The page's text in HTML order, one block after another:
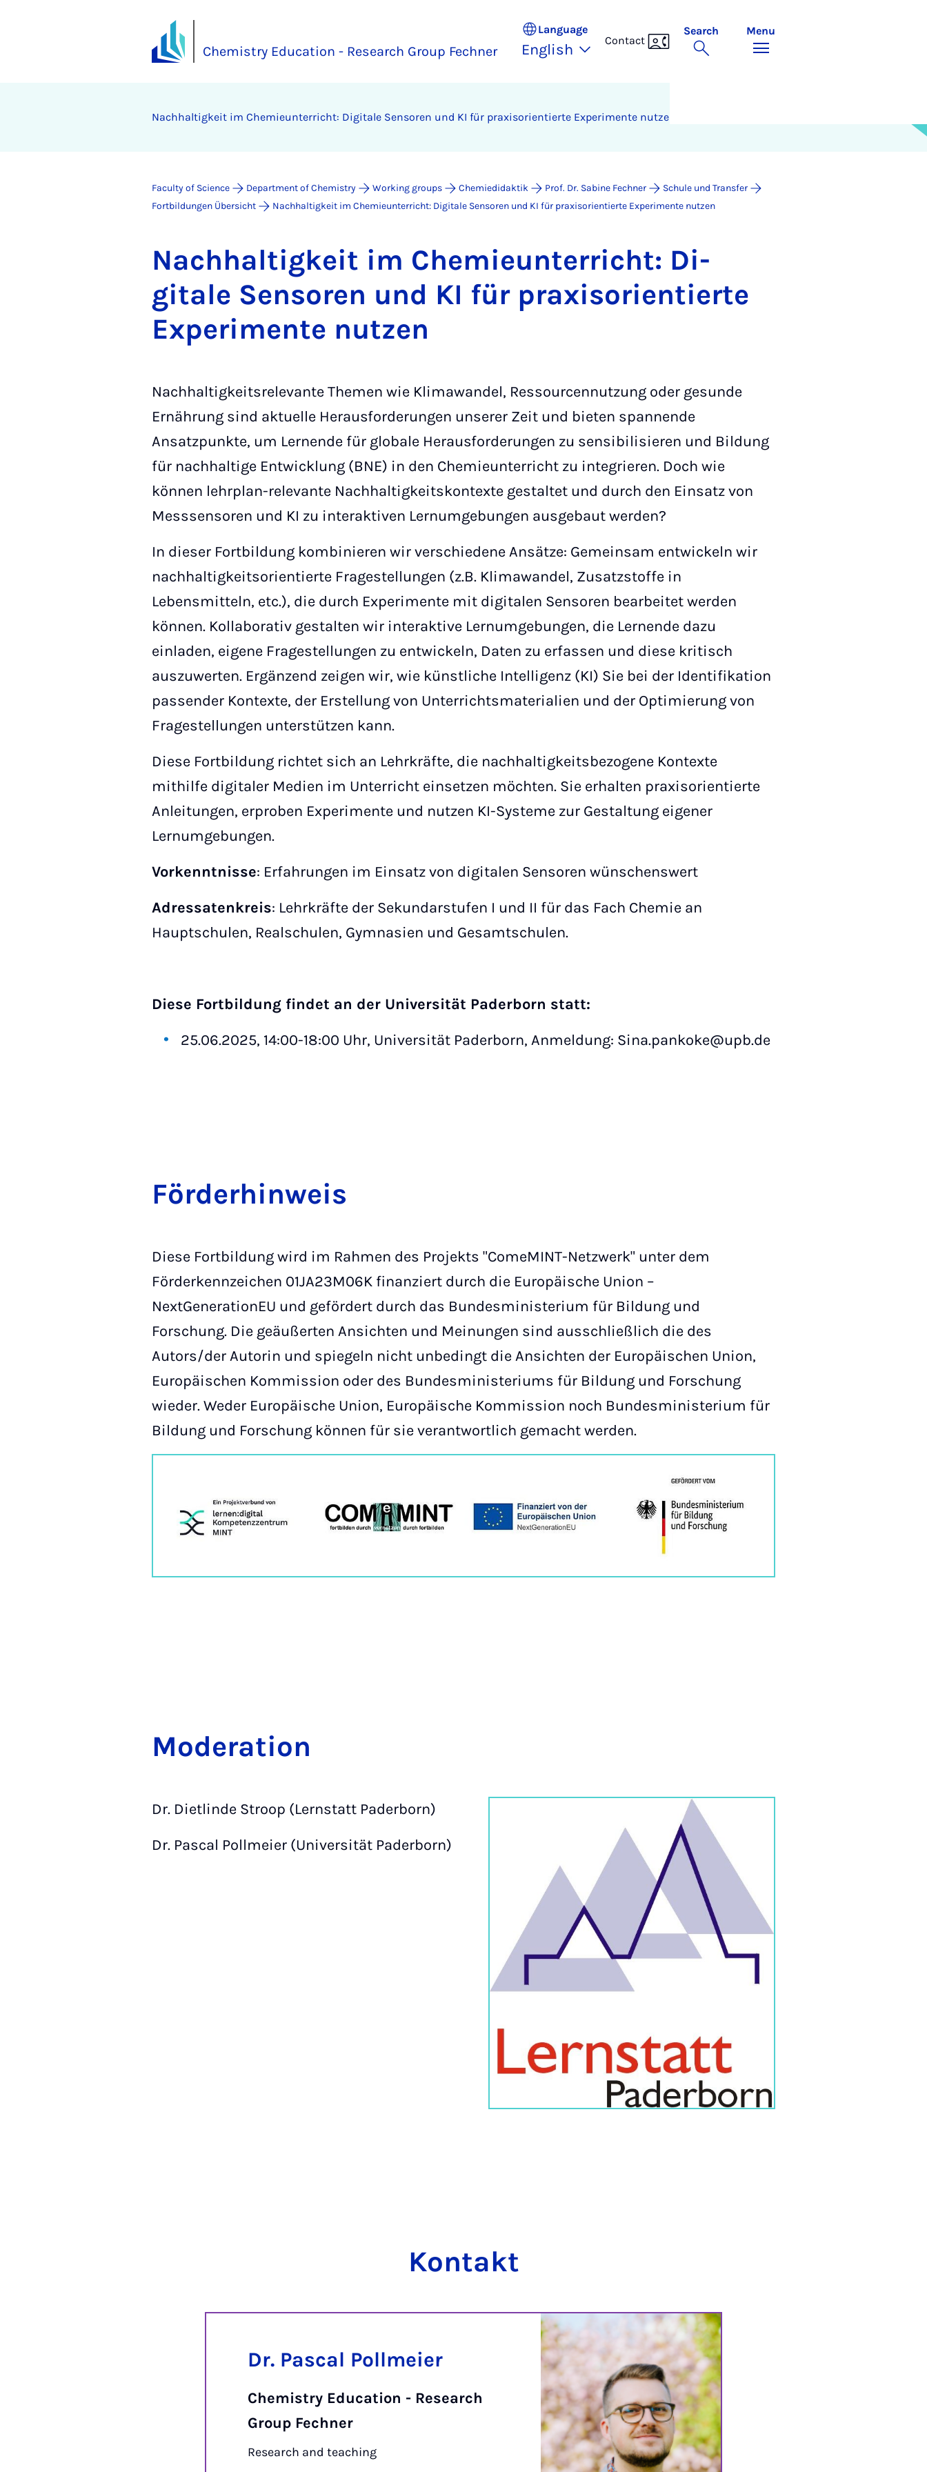
Chemistry Education - Research Group Fechner
Language
English
Contact
Search Menu
Nach­haltigkeit im Chemieun­ter­richt: Di­gitale Sensoren und KI für prax­isor­i­entierte Ex­per­i­mente nutzen
Faculty of Science Department of Chemistry Working groups Chemiedidaktik Prof. Dr. Sabine Fechner
Schule und Transfer
Fortbildungen Übersicht
Nachhaltigkeit im Chemieunterricht: Digitale Sensoren und KI für praxisorientierte Experimente nutzen
Nach­haltigkeit im Chemieun­ter­richt: Di­
gitale Sensoren und KI für prax­isor­i­entierte
Ex­per­i­mente nutzen
Nachhaltigkeitsrelevante Themen wie Klimawandel, Ressourcennutzung oder gesunde
Ernährung sind aktuelle Herausforderungen unserer Zeit und bieten spannende
Ansatzpunkte, um Lernende für globale Herausforderungen zu sensibilisieren und Bildung
für nachhaltige Entwicklung (BNE) in den Chemieunterricht zu integrieren. Doch wie
können lehrplan-relevante Nachhaltigkeitskontexte gestaltet und durch den Einsatz von
Messsensoren und KI zu interaktiven Lernumgebungen ausgebaut werden?
In dieser Fortbildung kombinieren wir verschiedene Ansätze: Gemeinsam entwickeln wir
nachhaltigkeitsorientierte Fragestellungen (z.B. Klimawandel, Zusatzstoffe in
Lebensmitteln, etc.), die durch Experimente mit digitalen Sensoren bearbeitet werden
können. Kollaborativ gestalten wir interaktive Lernumgebungen, die Lernende dazu
einladen, eigene Fragestellungen zu entwickeln, Daten zu erfassen und diese kritisch
auszuwerten. Ergänzend zeigen wir, wie künstliche Intelligenz (KI) Sie bei der Identifikation
passender Kontexte, der Erstellung von Unterrichtsmaterialien und der Optimierung von
Fragestellungen unterstützen kann.
Diese Fortbildung richtet sich an Lehrkräfte, die nachhaltigkeitsbezogene Kontexte
mithilfe digitaler Medien im Unterricht einsetzen möchten. Sie erhalten praxisorientierte
Anleitungen, erproben Experimente und nutzen KI-Systeme zur Gestaltung eigener
Lernumgebungen.
Vorkenntnisse: Erfahrungen im Einsatz von digitalen Sensoren wünschenswert
Adressatenkreis: Lehrkräfte der Sekundarstufen I und II für das Fach Chemie an
Hauptschulen, Realschulen, Gymnasien und Gesamtschulen.
Diese Fortbildung findet an der Universität Paderborn statt:
25.06.2025, 14:00-18:00 Uhr, Universität Paderborn, Anmeldung: Sina.pankoke@upb.de
Förder­hin­weis
Diese Fortbildung wird im Rahmen des Projekts "ComeMINT-Netzwerk" unter dem
Förderkennzeichen 01JA23M06K finanziert durch die Europäische Union –
NextGenerationEU und gefördert durch das Bundesministerium für Bildung und
Forschung. Die geäußerten Ansichten und Meinungen sind ausschließlich die des
Autors/der Autorin und spiegeln nicht unbedingt die Ansichten der Europäischen Union,
Europäischen Kommission oder des Bundesministeriums für Bildung und Forschung
wieder. Weder Europäische Union, Europäische Kommission noch Bundesministerium für
Bildung und Forschung können für sie verantwortlich gemacht werden.
Mod­er­a­tion
Dr. Dietlinde Stroop (Lernstatt Paderborn)
Dr. Pascal Pollmeier (Universität Paderborn)
Kon­takt
Dr. Pascal Pollmeier
Chemistry Education - Research
Group Fechner
Research and teaching